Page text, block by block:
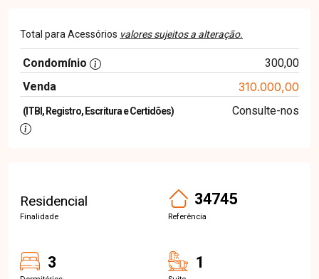
Total para Acessórios valores sujeitos a alteração.
Condomínio
300,00
Venda
310.000,00
(ITBI, Registro, Escritura e Certidões) Consulte-nos
Residencial
Finalidade
34745
Referência
3 1